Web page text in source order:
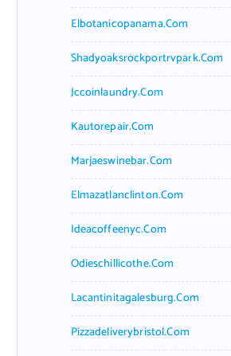
Elbotanicopanama.com
Shadyoaksrockportrvpark.com
Jccoinlaundry.com
Kautorepair.com
Marjaeswinebar.com
Elmazatlanclinton.com
Ideacoffeenyc.com
Odieschillicothe.com
Lacantinitagalesburg.com
Pizzadeliverybristol.com